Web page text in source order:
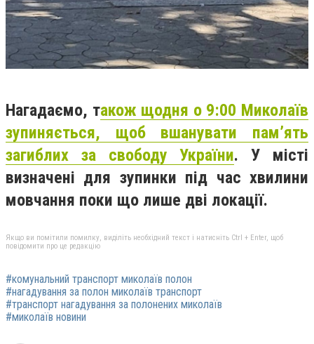
Нагадаємо, також щодня о 9:00 Миколаїв
зупиняється, щоб вшанувати пам’ять
загиблих за свободу України. У місті
визначені для зупинки під час хвилини
мовчання поки що лише дві локації.
Якщо ви помітили помилку, виділіть необхідний текст і натисніть Ctrl + Enter, щоб
повідомити про це редакцію
#комунальний транспорт миколаїв полон
#нагадування за полон миколаїв транспорт
#транспорт нагадування за полонених миколаїв
#миколаїв новини